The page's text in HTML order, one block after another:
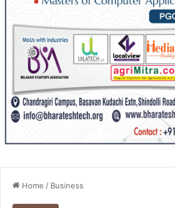
Home / Business